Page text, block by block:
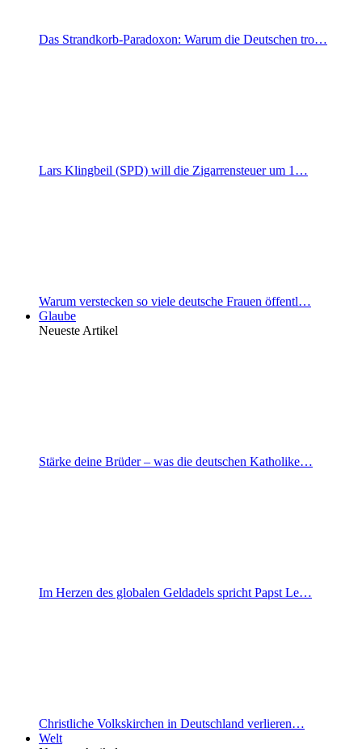
Das Strandkorb-Paradoxon: Warum die Deutschen tro…
Lars Klingbeil (SPD) will die Zigarrensteuer um 1…
Warum verstecken so viele deutsche Frauen öffentl…
Glaube
Neueste Artikel
Stärke deine Brüder – was die deutschen Katholike…
Im Herzen des globalen Geldadels spricht Papst Le…
Christliche Volkskirchen in Deutschland verlieren…
Welt